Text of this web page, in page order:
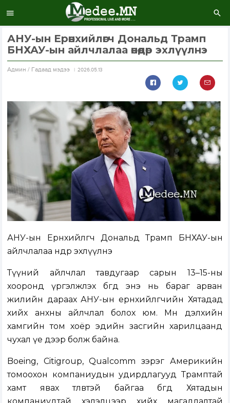
АНУ-ын Ерөнхийлөгч Дональд Трамп
БНХАУ-ын айлчлалаа өнөөдөр эхлүүлнэ
Aдмин / Гадаад мэдээ 2026.05.13
АНУ-ын Ерөнхийлөгч Дональд Трамп БНХАУ-ын
айлчлалаа өнөөдөр эхлүүлнэ
Түүний айлчлал тавдугаар сарын 13–15-ны
хооронд үргэлжлэх бөгөөд энэ нь бараг арван
жилийн дараах АНУ-ын ерөнхийлөгчийн Хятадад
хийх анхны айлчлал болох юм. Мөн дэлхийн
хамгийн том хоёр эдийн засгийн харилцаанд
чухал үе дээр болж байна.
Boeing, Citigroup, Qualcomm зэрэг Америкийн
томоохон компаниудын удирдлагууд Трамптай
хамт явах төлөвтэй байгаа бөгөөд Хятадын